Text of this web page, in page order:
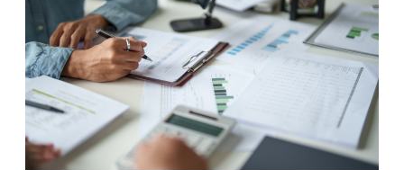
l’évaluation
:
un
décisif